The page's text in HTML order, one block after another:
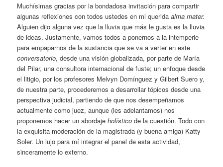
Muchísimas gracias por la bondadosa invitación para compartir
algunas reflexiones con todos ustedes en mi queridaalma mater.
Alguien dijo alguna vez que la lluvia que más le gusta es la lluvia
de ideas. Justamente, vamos todos a ponernos a la intemperie
para empaparnos de la sustancia que se va a verter en este
conversatorio, desde una visión globalizada, por parte de María
del Pilar, una consultora internacional de fuste; un enfoque desde
el litigio, por los profesores Melvyn Domínguez y Gilbert Suero y,
de nuestra parte, procederemos a desarrollar tópicos desde una
perspectiva judicial, partiendo de que nos desempeñamos
actualmente como juez, aunque (les adelantamos) nos
proponemos hacer un abordajeholístico de la cuestión. Todo con
la exquisita moderación de la magistrada (y buena amiga) Katty
Soler. Un lujo para mí integrar el panel de esta actividad,
sinceramente lo externo.